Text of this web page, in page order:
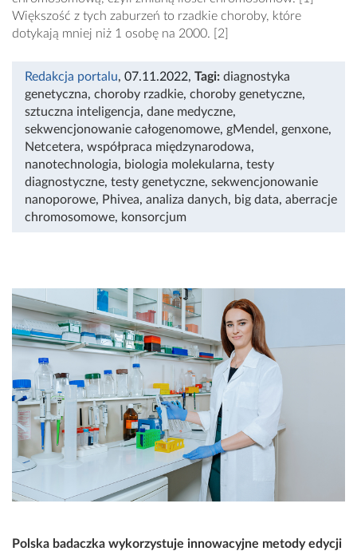
Większość z tych zaburzeń to rzadkie choroby, które
dotykają mniej niż 1 osobę na 2000. [2]
Redakcja portalu, 07.11.2022, Tagi: diagnostyka
genetyczna, choroby rzadkie, choroby genetyczne,
sztuczna inteligencja, dane medyczne,
sekwencjonowanie całogenomowe, gMendel , genxone,
Netcetera, współpraca międzynarodowa,
nanotechnologia, biologia molekularna, testy
diagnostyczne, testy genetyczne, sekwencjonowanie
nanoporowe, Phivea, analiza danych, big data, aberracje
chromosomowe, konsorcjum
Polska badaczka wykorzystuje innowacyjne metody edycji